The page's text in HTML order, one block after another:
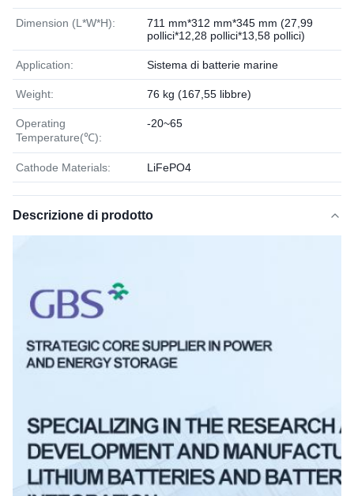
Dimension (L*W*H):
711 mm*312 mm*345 mm (27,99
pollici*12,28 pollici*13,58 pollici)
Application: Sistema di batterie marine
Weight: 76 kg (167,55 libbre)
Operating
Temperature(℃):
-20~65
Cathode Materials: LiFePO4
Descrizione di prodotto